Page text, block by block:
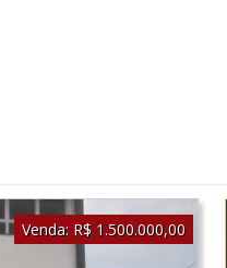
Venda: R$ 1.500.000,00